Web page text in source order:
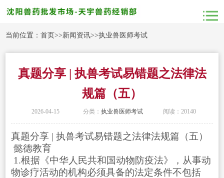
当前位置：首页>>新闻资讯>>执业兽医师考试
真题分享 | 执兽考试易错题之法律法
规篇（五）
2026-04-15 分类： 执业兽医师考试 阅读：20140
真题分享 | 执兽考试易错题之法律法规篇（五）
懿德教育
1.根据《中华人民共和国动物防疫法》，从事动
物诊疗活动的机构必须具备的法定条件不包括